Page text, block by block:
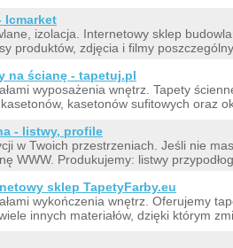
Icmarket
izolacja. Internetowy sklep
produktów, zdjęcia i filmy
na ścianę - tapetuj.pl
wyposażenia wnętrz. Tapety
kasetonów sufitowych oraz
- listwy, profile
w Twoich przestrzeniach. Jeśli nie
WWW. Produkujemy: listwy
sklep TapetyFarby.eu
wykończenia wnętrz. Oferujemy
innych materiałów, dzięki którym